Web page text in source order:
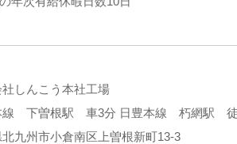
しんこう本社工場
線 下曽根駅 車3分 日豊本線 朽網駅
九州市小倉南区上曽根新町13-3